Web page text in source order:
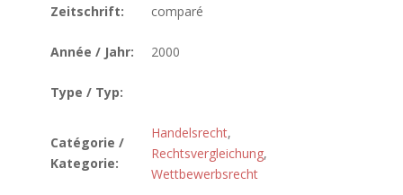
Zeitschrift:
comparé
Année / Jahr: 2000
Type / Typ:
Catégorie /
Kategorie:
Handelsrecht,
Rechtsvergleichung,
Wettbewerbsrecht